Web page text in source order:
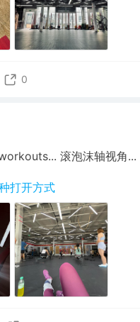
0
滚泡沫轴视角...
打开方式